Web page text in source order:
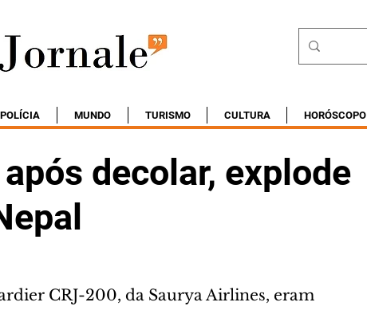
POLÍCIA MUNDO TURISMO CULTURA HORÓSCOPO
decolar, explode
CRJ-200, da Saurya Airlines, eram